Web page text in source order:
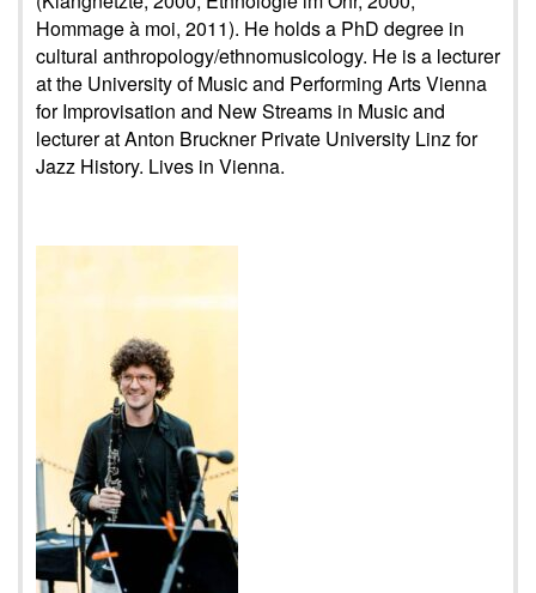
Hommage à moi, 2011). He holds a PhD degree in
cultural anthropology/ethnomusicology. He is a lecturer
at the University of Music and Performing Arts Vienna
for Improvisation and New Streams in Music and
lecturer at Anton Bruckner Private University Linz for
Jazz History. Lives in Vienna.